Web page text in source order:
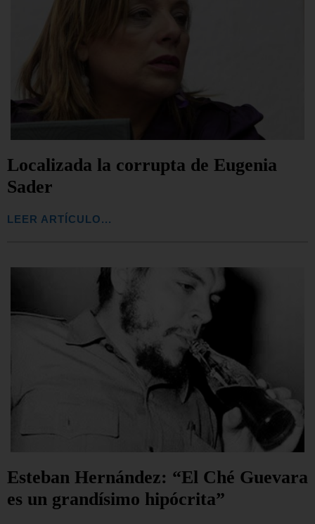
Localizada la corrupta de Eugenia
Sader
LEER ARTÍCULO...
Esteban Hernández: “El Ché Guevara
es un grandísimo hipócrita”